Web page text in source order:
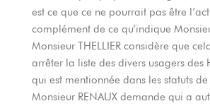
est ce que ce ne pourrait pas être
complément de ce qu’indique
Monsieur THELLIER considère que
arrêter la liste des divers usagers des
qui est mentionnée dans les statuts de
Monsieur RENAUX demande qui a